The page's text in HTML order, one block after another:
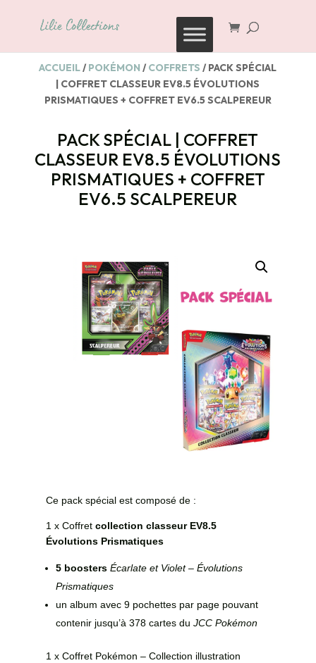
ACCUEIL/ POKÉMON / COFFRETS / PACK SPÉCIAL
| COFFRET CLASSEUR EV8.5 ÉVOLUTIONS
PRISMATIQUES + COFFRET EV6.5 SCALPEREUR
PACK SPÉCIAL | COFFRET
CLASSEUR EV8.5 ÉVOLUTIONS
PRISMATIQUES + COFFRET
EV6.5 SCALPEREUR
Ce pack spécial est composé de :
1 x Coffret collection classeur EV8.5
Évolutions Prismatiques
5 boosters Écarlate et Violet – Évolutions
Prismatiques
un album avec 9 pochettes par page pouvant
contenir jusqu’à 378 cartes du JCC Pokémon
1 x Coffret Pokémon – Collection illustration